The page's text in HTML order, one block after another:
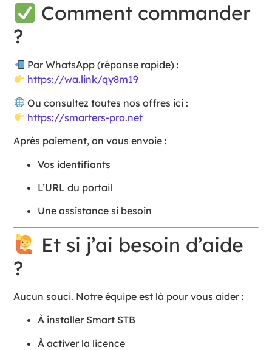
Comment commander
?
Par WhatsApp (réponse rapide) :
https://wa.link/qy8m19
Ou consultez toutes nos offres ici :
https://smarters-pro.net
Après paiement, on vous envoie :
Vos identifiants
L’URL du portail
Une assistance si besoin
Et si j’ai besoin d’aide
?
Aucun souci. Notre équipe est là pour vous aider :
À installer Smart STB
À activer la licence